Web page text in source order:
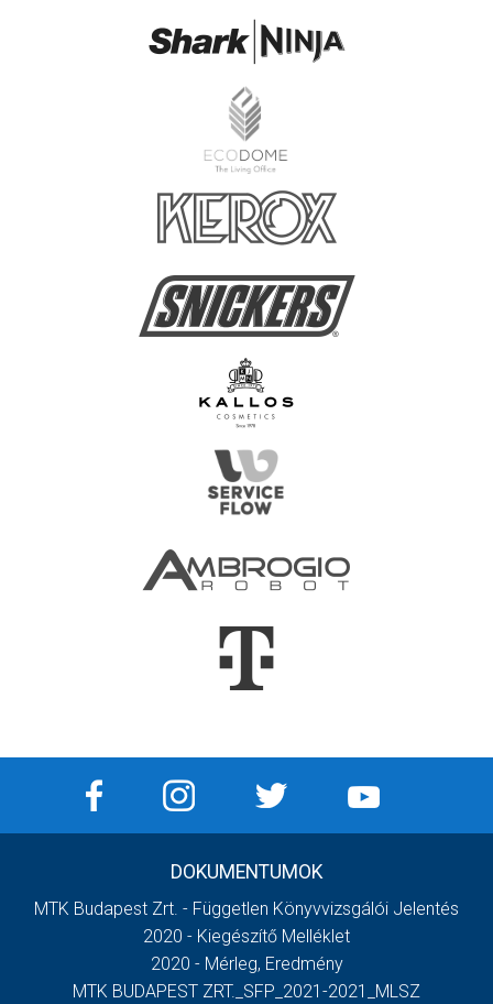
DOKUMENTUMOK
MTK Budapest Zrt. - Független Könyvvizsgálói Jelentés
2020 - Kiegészítő Melléklet
2020 - Mérleg, Eredmény
MTK BUDAPEST ZRT._SFP_2021-2021_MLSZ